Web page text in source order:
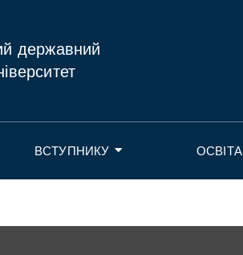
державний
ВСТУПНИКУ ОСВІТА